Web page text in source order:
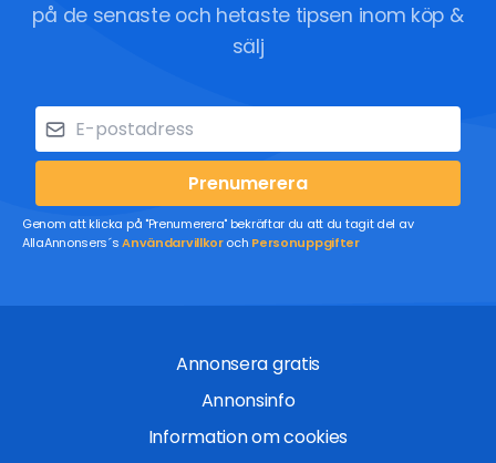
på de senaste och hetaste tipsen inom köp &
sälj
Prenumerera
Genom att klicka på "Prenumerera" bekräftar du att du tagit del av
AllaAnnonsers´sAnvändarvillkoroch Personuppgifter
Annonsera gratis
Annonsinfo
Information om cookies